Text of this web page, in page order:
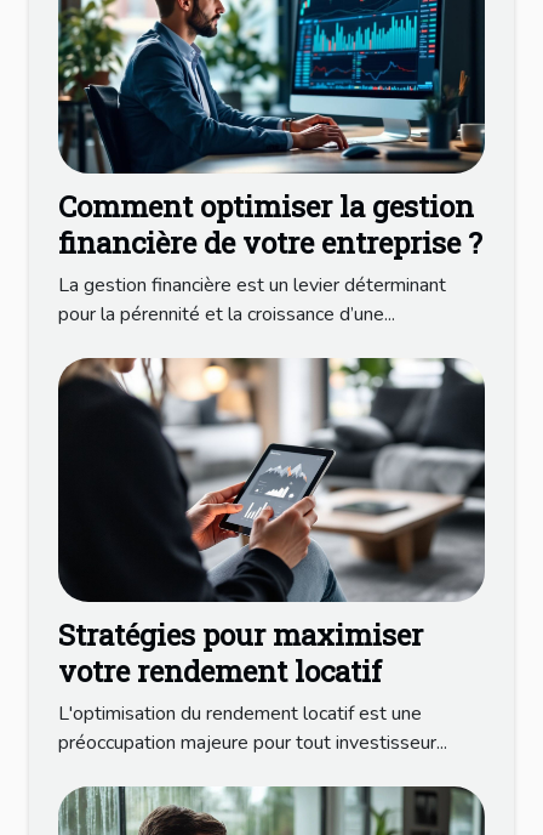
Comment optimiser la gestion
financière de votre entreprise ?
La gestion financière est un levier déterminant
pour la pérennité et la croissance d’une...
Stratégies pour maximiser
votre rendement locatif
L'optimisation du rendement locatif est une
préoccupation majeure pour tout investisseur...